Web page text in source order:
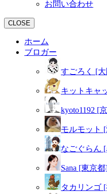
お問い合わせ
CLOSE
ホーム
ブロガー
すごろく [
キットキャ
kyoto1192 [
モルモット
なごぐらん
Sana [東京
タカリンゴ